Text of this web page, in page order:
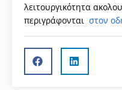
λειτουργικότητα
περιγράφονται στον